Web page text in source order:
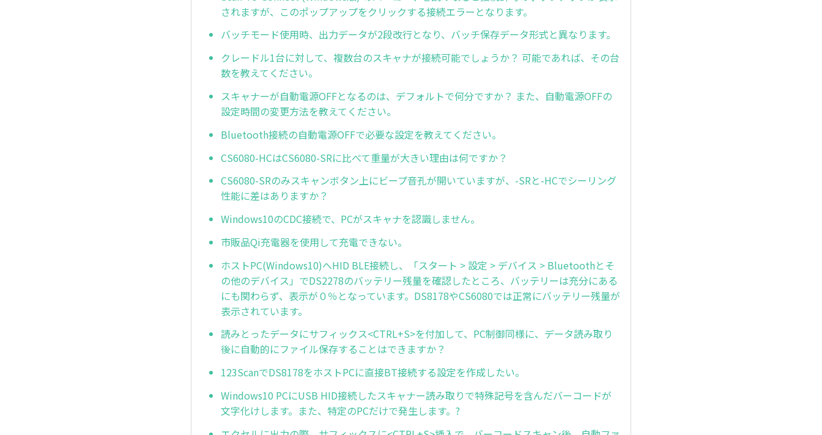
されますが、このポップアップをクリックする接続エラーとなります。
バッチモード使用時、出力データが2段改行となり、バッチ保存データ形式と異なります。
クレードル1台に対して、複数台のスキャナが接続可能でしょうか？ 可能であれば、その台
数を教えてください。
スキャナーが自動電源OFFとなるのは、デフォルトで何分ですか？ また、自動電源OFFの
設定時間の変更方法を教えてください。
Bluetooth接続の自動電源OFFで必要な設定を教えてください。
CS6080-HCはCS6080-SRに比べて重量が大きい理由は何ですか？
CS6080-SRのみスキャンボタン上にビープ音孔が開いていますが、-SRと-HCでシーリング
性能に差はありますか？
Windows10のCDC接続で、PCがスキャナを認識しません。
市販品Qi充電器を使用して充電できない。
ホストPC(Windows10)へHID BLE接続し、「スタート > 設定 > デバイス > Bluetoothとそ
の他のデバイス」でDS2278のバッテリー残量を確認したところ、バッテリーは充分にある
にも関わらず、表示が０％となっています。DS8178やCS6080では正常にバッテリー残量が
表示されています。
読みとったデータにサフィックス<CTRL+S>を付加して、PC制御同様に、データ読み取り
後に自動的にファイル保存することはできますか？
123ScanでDS8178をホストPCに直接BT接続する設定を作成したい。
Windows10 PCにUSB HID接続したスキャナー読み取りで特殊記号を含んだバーコードが
文字化けします。また、特定のPCだけで発生します。?